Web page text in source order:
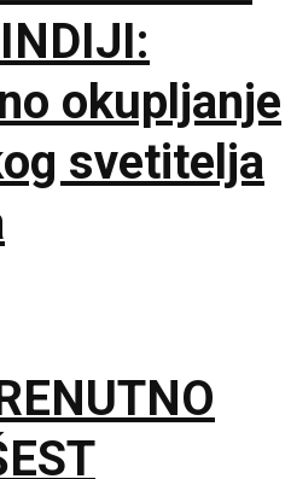
okupljanje
svetitelja